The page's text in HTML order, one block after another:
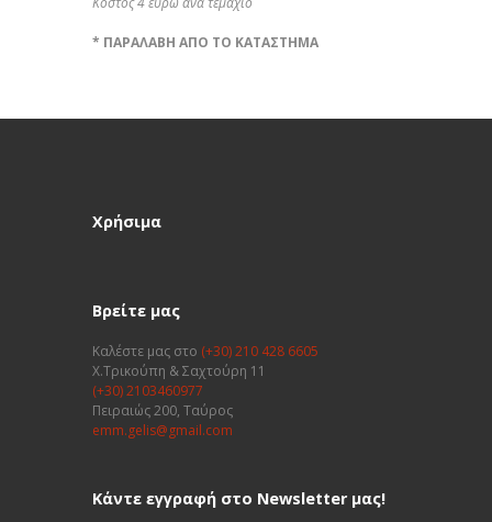
* ΠΑΡΑΛΑΒΗ ΑΠΟ ΤΟ ΚΑΤΑΣΤΗΜΑ
Χρήσιμα
Βρείτε μας
Καλέστε μας στο (+30) 210 428 6605
Χ.Τρικούπη & Σαχτούρη 11
(+30) 2103460977
Πειραιώς 200, Ταύρος
emm.gelis@gmail.com
Κάντε εγγραφή στο Newsletter μας!